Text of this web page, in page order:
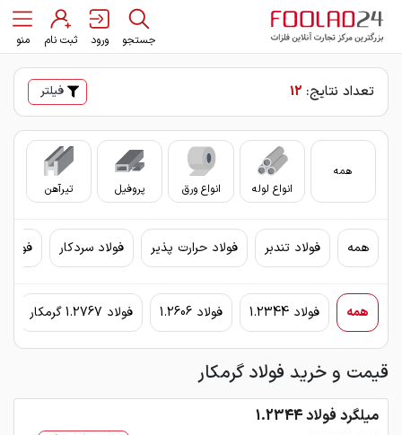
جستجو ورود ثبت نام منو
تعداد نتایج: 12 فیلتر
همه
انواع لوله
انواع ورق پروفیل تیرآهن
همه فولاد تندبر فولاد حرارت پذیر فولاد سردکار
همه فولاد 1.2344 فولاد 1.2606 فولاد 1.2767 گرمکار
قیمت و خرید فولاد گرمکار
میلگرد فولاد 1.2344